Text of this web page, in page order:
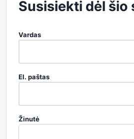
Susisiekti dėl šio
Vardas
El. paštas
Žinutė